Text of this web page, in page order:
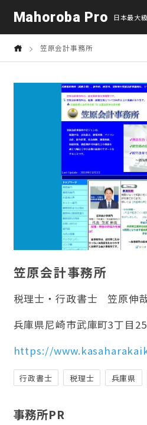
Mahoroba Pro 日本最大
笠原会計事務所
笠原会計事務所
税理士・行政書士
笠原伸
兵庫県尼崎市武庫町3丁目
https://
行政書士 税理士 兵庫県
事務所PR